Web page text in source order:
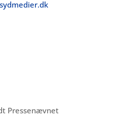
Pressenævnet